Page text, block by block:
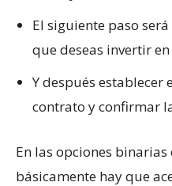
El siguiente paso
que deseas invertir
Y después establecer
contrato y confirmar
En las opciones
básicamente hay que